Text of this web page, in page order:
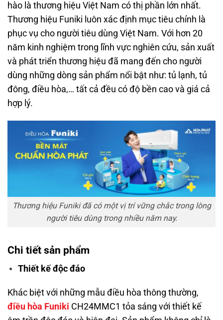
hào là thương hiệu Việt Nam có thị phần lớn nhất.
Thương hiệu Funiki luôn xác định mục tiêu chính là
phục vụ cho người tiêu dùng Việt Nam. Với hơn 20
năm kinh nghiệm trong lĩnh vực nghiên cứu, sản xuất
và phát triển thương hiệu đã mang đến cho người
dùng những dòng sản phẩm nổi bật như: tủ lạnh, tủ
đông, điều hòa,… tất cả đều có độ bền cao và giá cả
hợp lý.
Thương hiệu Funiki đã có một vị trí vững chắc trong lòng
người tiêu dùng trong nhiều năm nay.
Chi tiết sản phẩm
Thiết kế độc đáo
Khác biệt với những mẫu điều hòa thông thường,
điều hòa Funiki CH24MMC1 tỏa sáng với thiết kế